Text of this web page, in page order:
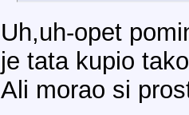
Uh,uh-opet
je tata kupio
Ali morao si